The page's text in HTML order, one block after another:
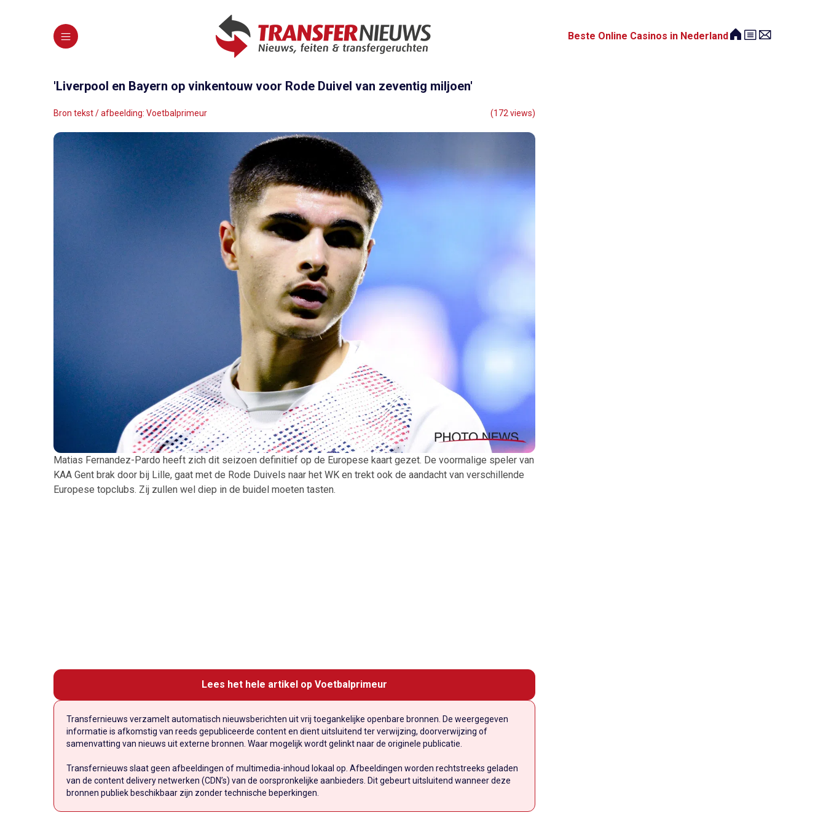
Beste Online Casinos in Nederland
'Liverpool en Bayern op vinkentouw voor Rode Duivel van zeventig miljoen'
Bron tekst / afbeelding: Voetbalprimeur (172 views)
Matias Fernandez-Pardo heeft zich dit seizoen definitief op de Europese kaart gezet. De voormalige speler van
KAA Gent brak door bij Lille, gaat met de Rode Duivels naar het WK en trekt ook de aandacht van verschillende
Europese topclubs. Zij zullen wel diep in de buidel moeten tasten.
Lees het hele artikel op Voetbalprimeur
Transfernieuws verzamelt automatisch nieuwsberichten uit vrij toegankelijke openbare bronnen. De weergegeven
informatie is afkomstig van reeds gepubliceerde content en dient uitsluitend ter verwijzing, doorverwijzing of
samenvatting van nieuws uit externe bronnen. Waar mogelijk wordt gelinkt naar de originele publicatie.
Transfernieuws slaat geen afbeeldingen of multimedia-inhoud lokaal op. Afbeeldingen worden rechtstreeks geladen
van de content delivery netwerken (CDN’s) van de oorspronkelijke aanbieders. Dit gebeurt uitsluitend wanneer deze
bronnen publiek beschikbaar zijn zonder technische beperkingen.